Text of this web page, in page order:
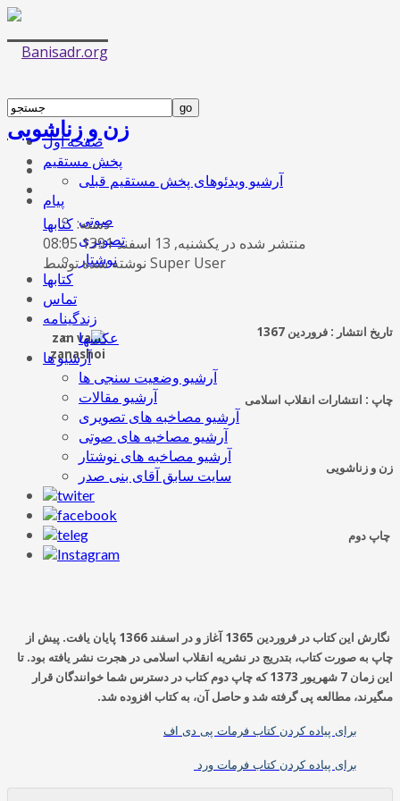
صفحه اول
پخش مستقیم
آرشیو ویدئوهای پخش مستقیم قبلی
پیام
صوتی
تصویری
نوشتار
کتابها
تماس
زندگینامه
عکسها
آرشیو ها
آرشیو وضعیت سنجی ها
آرشیو مقالات
آرشیو مصاخبه های تصویری
آرشیو مصاخبه های صوتی
آرشیو مصاخبه های نوشتار
سایت سابق آقای بنی صدر
زن و زناشویی
دسته:کتابها
منتشر شده در یکشنبه, 13 اسفند 1391 08:05
نوشته شده توسط Super User
تاریخ انتشار : فروردین 1367
چاپ : انتشارات انقلاب اسلامی
زن و زناشويى‏
چاپ دوم‏
نگارش اين كتاب در فروردين 1365 آغاز و در اسفند1366 پايان يافت. پيش از
چاپ به صورت كتاب، بتدريج در نشريه انقلاب اسلامى در هجرت نشر يافته بود. تا
اين زمان 7 شهريور 1373 كه چاپ دوم كتاب در دسترس شما خوانندگان قرار
مى‏گيرند، مطالعه پى گرفته شد و حاصل آن، به كتاب افزوده شد.
برای پیاده کردن کتاب فرمات پی دی اف
برای پیاده کردن کتاب فرمات ورد